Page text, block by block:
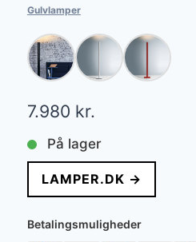
Gulvlamper
7.980 kr.
På lager
LAMPER.DK →
Betalingsmuligheder